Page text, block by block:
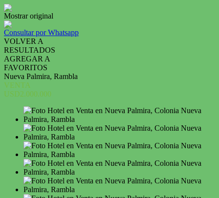
Mostrar original
Consultar por Whatsapp
VOLVER A
RESULTADOS
AGREGAR A
FAVORITOS
Nueva Palmira, Rambla
VENTA
USD2.000.000